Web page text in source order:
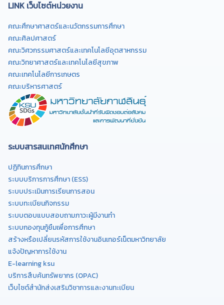
LINK เว็บไซต์หน่วยงาน
คณะศึกษาศาสตร์และนวัตกรรมการศึกษา
คณะศิลปศาสตร์
คณะวิศวกรรมศาสตร์และเทคโนโลยีอุตสาหกรรม
คณะวิทยาศาสตร์และเทคโนโลยีสุขภาพ
คณะเทคโนโลยีการเกษตร
คณะบริหารศาสตร์
ระบบสารสนเทศนักศึกษา
ปฏิทินการศึกษา
ระบบบริการการศึกษา (ESS)
ระบบประเมินการเรียนการสอน
ระบบทะเบียนกิจกรรม
ระบบตอบแบบสอบถามภาวะผู้มีงานทำ
ระบบกองทุนกู้ยืมเพื่อการศึกษา
สร้างหรือเปลี่ยนรหัสการใช้งานอินเทอร์เน็ตมหาวิทยาลัย
แจ้งปัญหาการใช้งาน
E-learning ksu
บริการสืบค้นทรัพยากร (OPAC)
เว็บไซต์สำนักส่งเสริมวิชาการและงานทะเบียน